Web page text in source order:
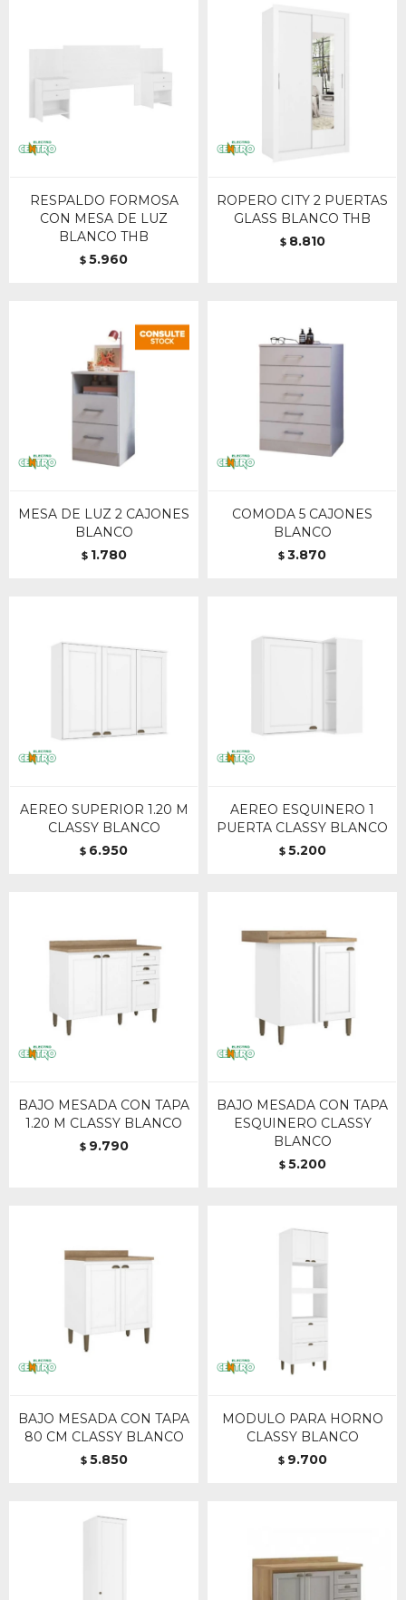
RESPALDO FORMOSA
CON MESA DE LUZ
BLANCO THB
$ 5.960
ROPERO CITY 2 PUERTAS
GLASS BLANCO THB
$ 8.810
MESA DE LUZ 2 CAJONES
BLANCO
$ 1.780
COMODA 5 CAJONES
BLANCO
$ 3.870
AEREO SUPERIOR 1.20 M
CLASSY BLANCO
$ 6.950
AEREO ESQUINERO 1
PUERTA CLASSY BLANCO
$ 5.200
BAJO MESADA CON TAPA
1.20 M CLASSY BLANCO
$ 9.790
BAJO MESADA CON TAPA
ESQUINERO CLASSY
BLANCO
$ 5.200
BAJO MESADA CON TAPA
80 CM CLASSY BLANCO
$ 5.850
MODULO PARA HORNO
CLASSY BLANCO
$ 9.700